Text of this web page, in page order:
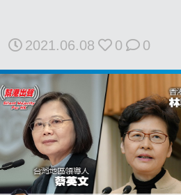
2021.06.08 0 0